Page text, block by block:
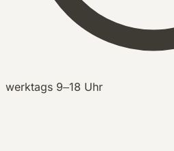
werktags 9–18 Uhr